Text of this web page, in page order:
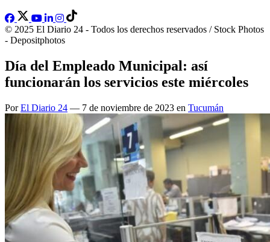
© 2025 El Diario 24 - Todos los derechos reservados / Stock Photos
- Depositphotos
Día del Empleado Municipal: así
funcionarán los servicios este miércoles
PorEl Diario 24 — 7 de noviembre de 2023 en Tucumán